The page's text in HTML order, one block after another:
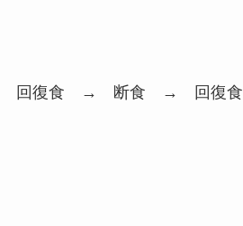
回復食 → 断食 → 回復食